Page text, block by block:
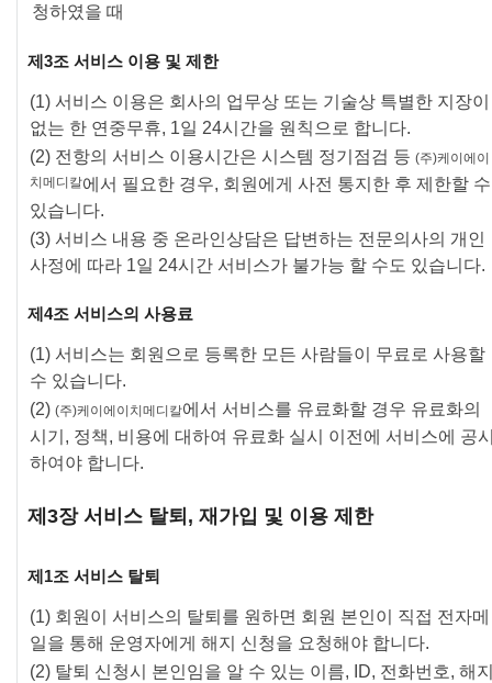
청하였을 때
제3조 서비스 이용 및 제한
(1) 서비스 이용은 회사의 업무상 또는 기술상 특별한 지장이
없는 한 연중무휴, 1일 24시간을 원칙으로 합니다.
(2) 전항의 서비스 이용시간은 시스템 정기점검 등 (주)케이에이
치메디칼에서 필요한 경우, 회원에게 사전 통지한 후 제한할 수
있습니다.
(3) 서비스 내용 중 온라인상담은 답변하는 전문의사의 개인
사정에 따라 1일 24시간 서비스가 불가능 할 수도 있습니다.
제4조 서비스의 사용료
(1) 서비스는 회원으로 등록한 모든 사람들이 무료로 사용할
수 있습니다.
(2) (주)케이에이치메디칼에서 서비스를 유료화할 경우 유료화의
시기, 정책, 비용에 대하여 유료화 실시 이전에 서비스에 공
하여야 합니다.
제3장 서비스 탈퇴, 재가입 및 이용 제한
제1조 서비스 탈퇴
(1) 회원이 서비스의 탈퇴를 원하면 회원 본인이 직접 전자메
일을 통해 운영자에게 해지 신청을 요청해야 합니다.
(2) 탈퇴 신청시 본인임을 알 수 있는 이름, ID, 전화번호, 해